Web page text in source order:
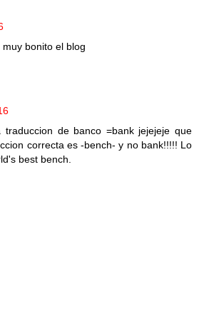
bonito el blog
traduccion de banco =bank jejejeje que
correcta es -bench- y no bank!!!!! Lo
best bench.